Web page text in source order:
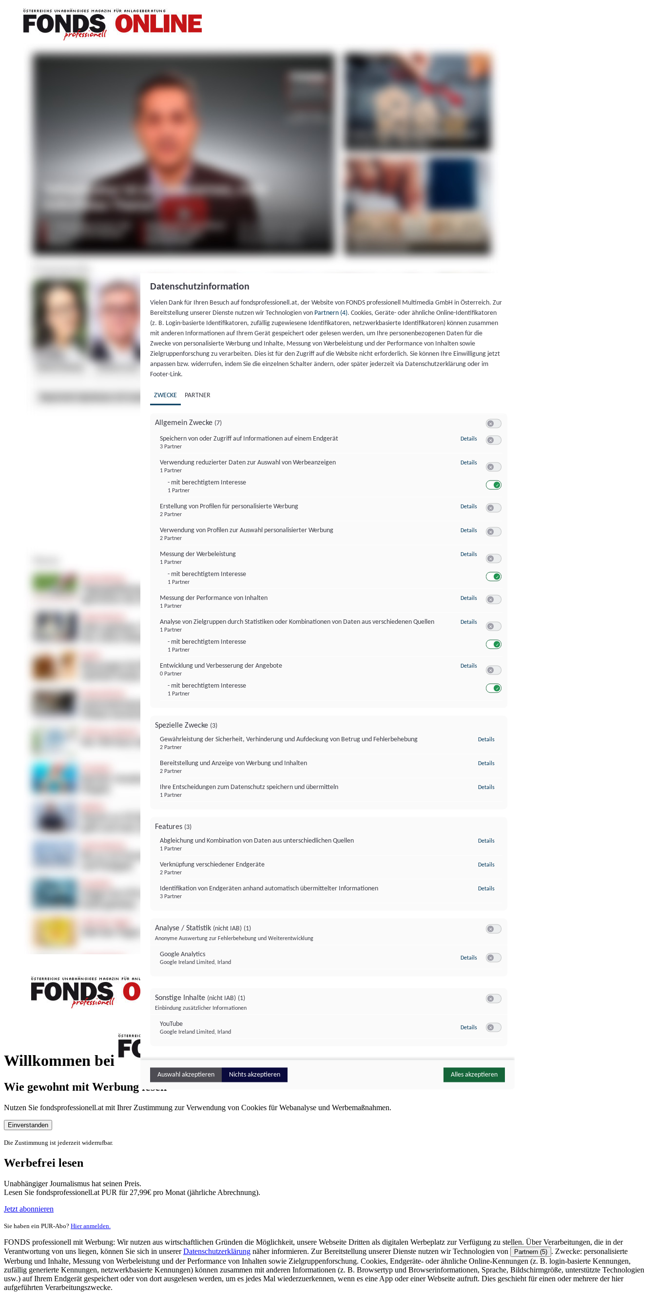
Willkommen bei
FONDS professionell
Wie gewohnt mit Werbung lesen
Nutzen Sie fondsprofessionell.at mit Ihrer Zustimmung zur Verwendung von Cookies für Webanalyse und Werbemaßnahmen.
Einverstanden
Die Zustimmung ist jederzeit widerrufbar.
Werbefrei lesen
Unabhängiger Journalismus hat seinen Preis.
Lesen Sie fondsprofessionell.at PUR für 27,99€ pro Monat (jährliche Abrechnung).
Jetzt abonnieren
Sie haben ein PUR-Abo? Hier anmelden.
FONDS professionell mit Werbung: Wir nutzen aus wirtschaftlichen Gründen die Möglichkeit, unsere Webseite Dritten als digitalen Werbeplatz zur Verfügung zu stellen. Über Verarbeitungen, die in der
Verantwortung von uns liegen, können Sie sich in unsererDatenschutzerklärung näher informieren. Zur Bereitstellung unserer Dienste nutzen wir Technologien von Partnern (5) . Zwecke: personalisierte
Werbung und Inhalte, Messung von Werbeleistung und der Performance von Inhalten sowie Zielgruppenforschung. Cookies, Endgeräte- oder ähnliche Online-Kennungen (z. B. login-basierte Kennungen,
zufällig generierte Kennungen, netzwerkbasierte Kennungen) können zusammen mit anderen Informationen (z. B. Browsertyp und Browserinformationen, Sprache, Bildschirmgröße, unterstützte Technologien
usw.) auf Ihrem Endgerät gespeichert oder von dort ausgelesen werden, um es jedes Mal wiederzuerkennen, wenn es eine App oder einer Webseite aufruft. Dies geschieht für einen oder mehrere der hier
aufgeführten Verarbeitungszwecke.
Datenschutzinformation
Vielen Dank für Ihren Besuch auf fondsprofessionell.at, der Website von FONDS professionell Multimedia GmbH in Österreich. Zur
Bereitstellung unserer Dienste nutzen wir Technologien von Partnern (4). Cookies, Geräte- oder ähnliche Online-Identifikatoren
(z. B. Login-basierte Identifikatoren, zufällig zugewiesene Identifikatoren, netzwerkbasierte Identifikatoren) können zusammen
mit anderen Informationen auf Ihrem Gerät gespeichert oder gelesen werden, um Ihre personenbezogenen Daten für die
Zwecke von personalisierte Werbung und Inhalte, Messung von Werbeleistung und der Performance von Inhalten sowie
Zielgruppenforschung zu verarbeiten. Dies ist für den Zugriff auf die Website nicht erforderlich. Sie können Ihre Einwilligung jetzt
anpassen bzw. widerrufen, indem Sie die einzelnen Schalter ändern, oder später jederzeit via Datenschutzerklärung oder im
Footer-Link.
ZWECKE PARTNER
Allgemein Zwecke (7)
Speichern von oder Zugriff auf Informationen auf einem Endgerät
3 Partner
Details zu Speichern von oder Zugriff auf Informationen auf einem Endgerät
Verwendung reduzierter Daten zur Auswahl von Werbeanzeigen
1 Partner
- mit berechtigtem Interesse
1 Partner
Details zu Verwendung reduzierter Daten zur Auswahl von Werbeanzeigen
Erstellung von Profilen für personalisierte Werbung
2 Partner
Details zu Erstellung von Profilen für personalisierte Werbung
Verwendung von Profilen zur Auswahl personalisierter Werbung
2 Partner
Details zu Verwendung von Profilen zur Auswahl personalisierter Werbung
Messung der Werbeleistung
1 Partner
- mit berechtigtem Interesse
1 Partner
Details zu Messung der Werbeleistung
Messung der Performance von Inhalten
1 Partner
Details zu Messung der Performance von Inhalten
Analyse von Zielgruppen durch Statistiken oder Kombinationen von Daten aus verschiedenen Quellen
1 Partner
- mit berechtigtem Interesse
1 Partner
Details zu Analyse von Zielgruppen durch Statistiken oder Kombinationen von
Entwicklung und Verbesserung der Angebote
0 Partner
- mit berechtigtem Interesse
1 Partner
Details zu Entwicklung und Verbesserung der Angebote
Spezielle Zwecke (3)
Gewährleistung der Sicherheit, Verhinderung und Aufdeckung von Betrug und Fehlerbehebung
2 Partner
Details
Bereitstellung und Anzeige von Werbung und Inhalten
2 Partner
Details
Ihre Entscheidungen zum Datenschutz speichern und übermitteln
1 Partner
Details
Features (3)
Abgleichung und Kombination von Daten aus unterschiedlichen Quellen
1 Partner
Details
Verknüpfung verschiedener Endgeräte
2 Partner
Details
Identifikation von Endgeräten anhand automatisch übermittelter Informationen
3 Partner
Details
Analyse / Statistik (nicht IAB) (1)
Anonyme Auswertung zur Fehlerbehebung und Weiterentwicklung
Google Analytics
Google Ireland Limited, Irland
Details zu Google Analytics
Sonstige Inhalte (nicht IAB) (1)
Einbindung zusätzlicher Informationen
YouTube
Google Ireland Limited, Irland
Details zu YouTube
Auswahl akzeptieren Nichts akzeptieren Alles akzeptieren